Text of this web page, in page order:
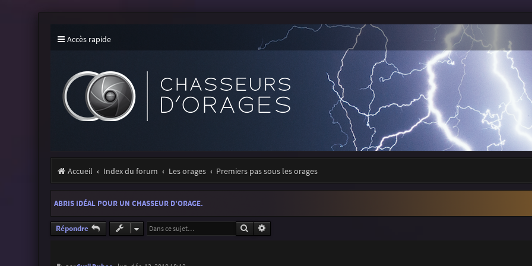
Accès rapide
Accueil Index du forum Les orages Premiers pas sous les orages
ABRIS IDÉAL POUR UN CHASSEUR D'ORAGE.
Répondre Rechercher